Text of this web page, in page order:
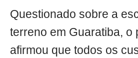
Questionado sobre a
terreno em Guaratiba, o
afirmou que todos os